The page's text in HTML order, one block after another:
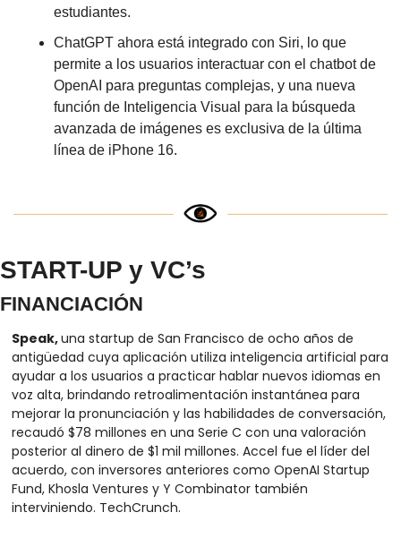
estudiantes.
ChatGPT ahora está integrado con Siri, lo que
permite a los usuarios interactuar con el chatbot de
OpenAI para preguntas complejas, y una nueva
función de Inteligencia Visual para la búsqueda
avanzada de imágenes es exclusiva de la última
línea de iPhone 16.
START-UP y VC’s
FINANCIACIÓN
Speak, una startup de San Francisco de ocho años de
antigüedad cuya aplicación utiliza inteligencia artificial para
ayudar a los usuarios a practicar hablar nuevos idiomas en
voz alta, brindando retroalimentación instantánea para
mejorar la pronunciación y las habilidades de conversación,
recaudó $78 millones en una Serie C con una valoración
posterior al dinero de $1 mil millones. Accel fue el líder del
acuerdo, con inversores anteriores como OpenAI Startup
Fund, Khosla Ventures y Y Combinator también
interviniendo. TechCrunch.